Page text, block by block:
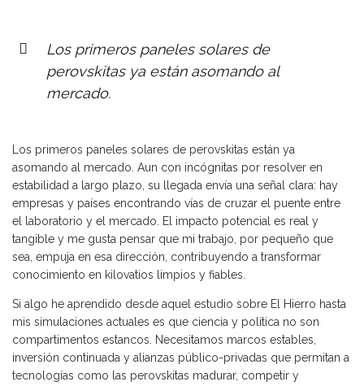
Los primeros paneles solares de
perovskitas ya están asomando al
mercado.
Los primeros paneles solares de perovskitas están ya
asomando al mercado. Aun con incógnitas por resolver en
estabilidad a largo plazo, su llegada envía una señal clara: hay
empresas y países encontrando vías de cruzar el puente entre
el laboratorio y el mercado. El impacto potencial es real y
tangible y me gusta pensar que mi trabajo, por pequeño que
sea, empuja en esa dirección, contribuyendo a transformar
conocimiento en kilovatios limpios y fiables.
Si algo he aprendido desde aquel estudio sobre El Hierro hasta
mis simulaciones actuales es que ciencia y política no son
compartimentos estancos. Necesitamos marcos estables,
inversión continuada y alianzas público-privadas que permitan a
tecnologías como las perovskitas madurar, competir y